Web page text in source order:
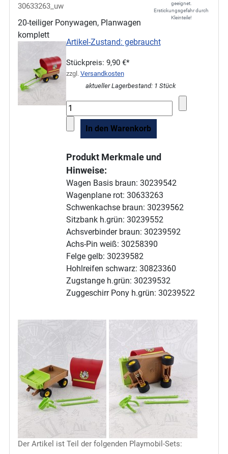
30633263_uw
20-teiliger Ponywagen, Planwagen
komplett
geeignet.
Erstickungsgefahr durch
Kleinteile!
Artikel-Zustand: gebraucht
Stückpreis: 9,90 €*
zzgl. Versandkosten
aktueller Lagerbestand: 1 Stück
Produkt Merkmale und
Hinweise:
Wagen Basis braun: 30239542
Wagenplane rot: 30633263
Schwenkachse braun: 30239562
Sitzbank h.grün: 30239552
Achsverbinder braun: 30239592
Achs-Pin weiß: 30258390
Felge gelb: 30239582
Hohlreifen schwarz: 30823360
Zugstange h.grün: 30239532
Zuggeschirr Pony h.grün: 30239522
Der Artikel ist Teil der folgenden Playmobil-Sets: